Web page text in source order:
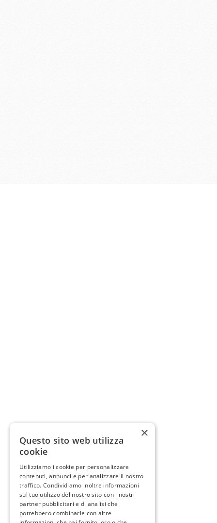
×
Questo sito web utilizza
cookie
Utilizziamo i cookie per personalizzare
contenuti, annunci e per analizzare il nostro
traffico. Condividiamo inoltre informazioni
sul tuo utilizzo del nostro sito con i nostri
partner pubblicitari e di analisi che
potrebbero combinarle con altre